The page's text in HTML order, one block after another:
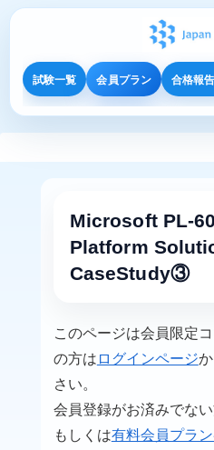
試験一覧 会員プラン 合格報
Microsoft PL-
Platform
CaseStudy③
このページは会員限定
の方は ログインページ
さい。
会員登録がお済みでない
もしくは有料会員プラ